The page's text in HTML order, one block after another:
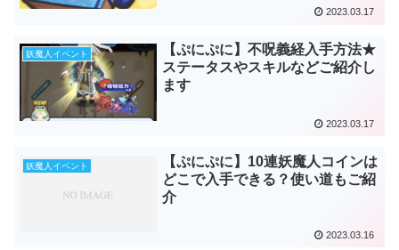
2023.03.17
妖魔人イベント
【ぷにぷに】不呪義経入手方法★
ステータスやスキルなどご紹介し
ます
2023.03.17
妖魔人イベント
【ぷにぷに】10連妖魔人コインは
どこで入手できる？使い道もご紹
介
2023.03.16